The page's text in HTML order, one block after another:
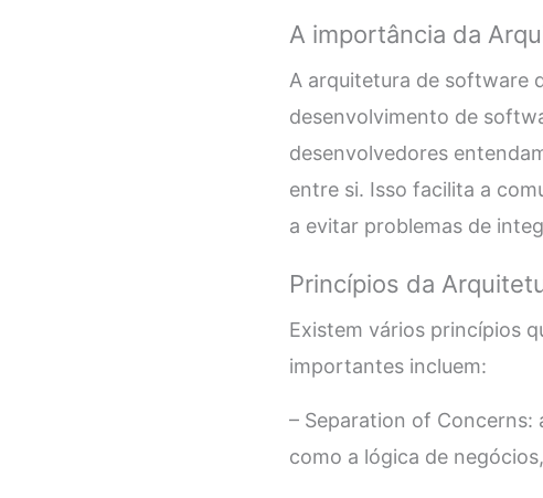
A importância da
A arquitetura de software
desenvolvimento de
desenvolvedores
entre si. Isso facilita a
a evitar problemas de
Princípios da
Existem vários princípios
importantes incluem:
– Separation of Concerns:
como a lógica de